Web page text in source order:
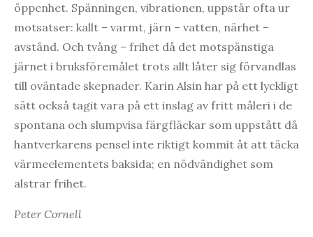
öppenhet. Spänningen, vibrationen, uppstår ofta ur
motsatser: kallt – varmt, järn – vatten, närhet –
avstånd. Och tvång – frihet då det motspänstiga
järnet i bruksföremålet trots allt låter sig förvandlas
till oväntade skepnader. Karin Alsin har på ett lyckligt
sätt också tagit vara på ett inslag av fritt måleri i de
spontana och slumpvisa färgfläckar som uppstått då
hantverkarens pensel inte riktigt kommit åt att täcka
värmeelementets baksida; en nödvändighet som
alstrar frihet.
Peter Cornell